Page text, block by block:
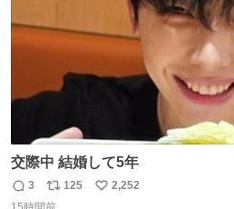
交際中 結婚して5年
返
3
リ
125
い
2,252